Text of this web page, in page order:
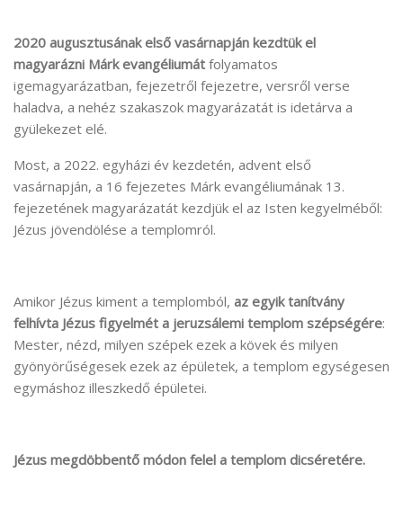
2020 augusztusának első vasárnapján kezdtük el
magyarázni Márk evangéliumát folyamatos
igemagyarázatban, fejezetről fejezetre, versről verse
haladva, a nehéz szakaszok magyarázatát is idetárva a
gyülekezet elé.
Most, a 2022. egyházi év kezdetén, advent első
vasárnapján, a 16 fejezetes Márk evangéliumának 13.
fejezetének magyarázatát kezdjük el az Isten kegyelméből:
Jézus jövendölése a templomról.
Amikor Jézus kiment a templomból, az egyik tanítvány
felhívta Jézus figyelmét a jeruzsálemi templom szépségére:
Mester, nézd, milyen szépek ezek a kövek és milyen
gyönyörűségesek ezek az épületek, a templom egységesen
egymáshoz illeszkedő épületei.
Jézus megdöbbentő módon felel a templom dicséretére.